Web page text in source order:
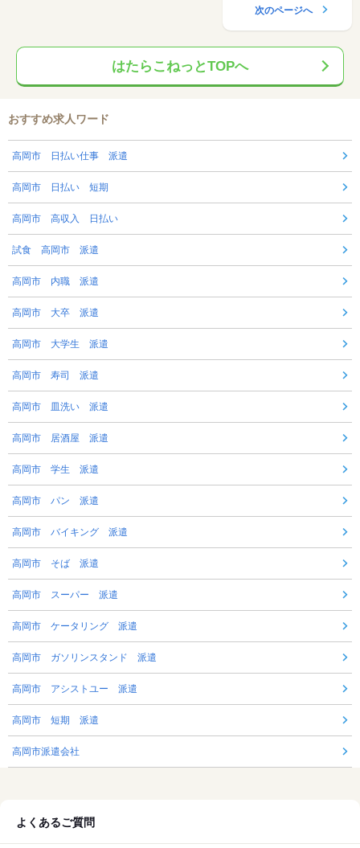
次のページへ
はたらこねっとTOPへ
おすすめ求人ワード
高岡市 日払い仕事 派遣
高岡市 日払い 短期
高岡市 高収入 日払い
試食 高岡市 派遣
高岡市 内職 派遣
高岡市 大卒 派遣
高岡市 大学生 派遣
高岡市 寿司 派遣
高岡市 皿洗い 派遣
高岡市 居酒屋 派遣
高岡市 学生 派遣
高岡市 パン 派遣
高岡市 バイキング 派遣
高岡市 そば 派遣
高岡市 スーパー 派遣
高岡市 ケータリング 派遣
高岡市 ガソリンスタンド 派遣
高岡市 アシストユー 派遣
高岡市 短期 派遣
高岡市派遣会社
よくあるご質問